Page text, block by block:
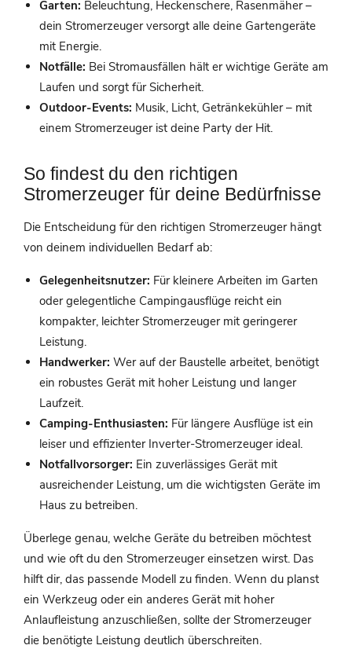
Garten: Beleuchtung, Heckenschere, Rasenmäher –
dein Stromerzeuger versorgt alle deine Gartengeräte
mit Energie.
Notfälle: Bei Stromausfällen hält er wichtige Geräte am
Laufen und sorgt für Sicherheit.
Outdoor-Events: Musik, Licht, Getränkekühler – mit
einem Stromerzeuger ist deine Party der Hit.
So findest du den richtigen
Stromerzeuger für deine Bedürfnisse
Die Entscheidung für den richtigen Stromerzeuger hängt
von deinem individuellen Bedarf ab:
Gelegenheitsnutzer: Für kleinere Arbeiten im Garten
oder gelegentliche Campingausflüge reicht ein
kompakter, leichter Stromerzeuger mit geringerer
Leistung.
Handwerker: Wer auf der Baustelle arbeitet, benötigt
ein robustes Gerät mit hoher Leistung und langer
Laufzeit.
Camping-Enthusiasten: Für längere Ausflüge ist ein
leiser und effizienter Inverter-Stromerzeuger ideal.
Notfallvorsorger: Ein zuverlässiges Gerät mit
ausreichender Leistung, um die wichtigsten Geräte im
Haus zu betreiben.
Überlege genau, welche Geräte du betreiben möchtest
und wie oft du den Stromerzeuger einsetzen wirst. Das
hilft dir, das passende Modell zu finden. Wenn du planst
ein Werkzeug oder ein anderes Gerät mit hoher
Anlaufleistung anzuschließen, sollte der Stromerzeuger
die benötigte Leistung deutlich überschreiten.